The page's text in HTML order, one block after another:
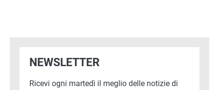
NEWSLETTER
Ricevi ogni martedì il meglio delle notizie di